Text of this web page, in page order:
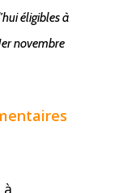
éligibles à
novembre